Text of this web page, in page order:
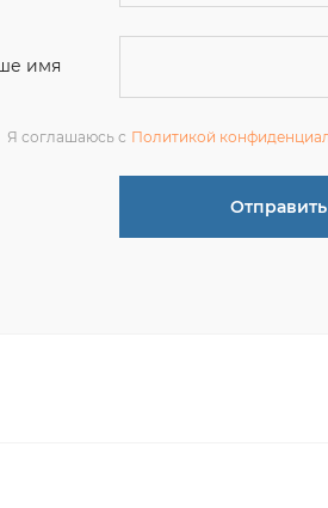
Отправить